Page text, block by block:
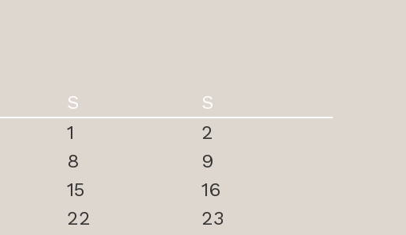
S S
1
2
8
9
15
16
22
23